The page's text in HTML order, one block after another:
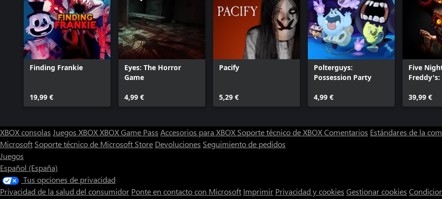
Finding Frankie
19,99 €
Eyes: The Horror
Game
4,99 €
Pacify
5,29 €
Polterguys:
Possession Party
4,99 €
Five
Freddy's:
39,99 €
XBOX consolas Juegos XBOXXBOX Game Pass Accesorios para XBOX Soporte técnico de XBOXComentarios Estándares de la
Microsoft Soporte técnico de Microsoft Store Devoluciones Seguimiento de pedidos
Juegos
Español (España)
Tus opciones de privacidad
Privacidad de la salud del consumidor Ponte en contacto con Microsoft Imprimir Privacidad y cookies Gestionar cookies